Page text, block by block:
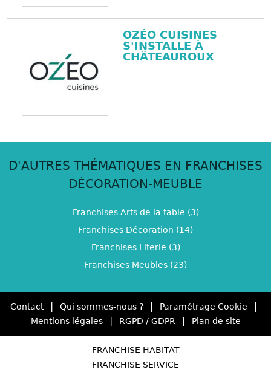
OZÉO CUISINES
S'INSTALLE À
CHÂTEAUROUX
D'AUTRES THÉMATIQUES EN FRANCHISES
DÉCORATION-MEUBLE
Franchises Arts de la table (3)
Franchises Décoration (14)
Franchises Literie (3)
Franchises Meubles (23)
Contact | Qui sommes-nous ? | Paramétrage Cookie |
Mentions légales | RGPD / GDPR | Plan de site
FRANCHISE HABITAT
FRANCHISE SERVICE